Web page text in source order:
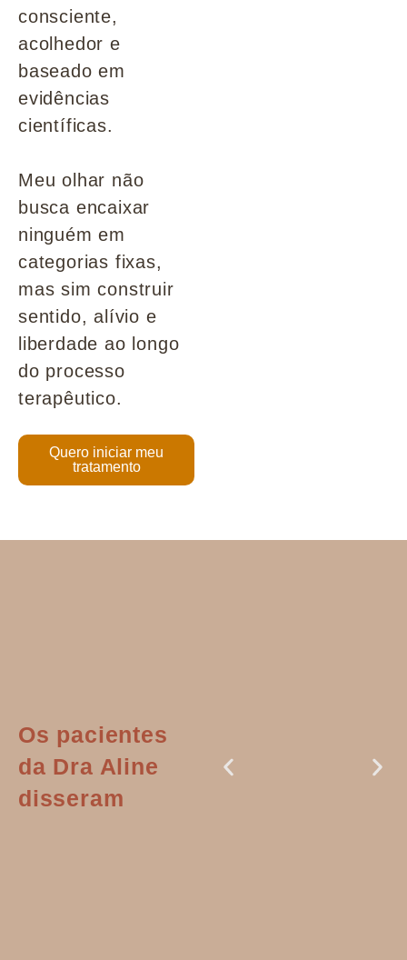
consciente,
acolhedor e
baseado em
evidências
científicas.
Meu olhar não
busca encaixar
ninguém em
categorias fixas,
mas sim construir
sentido, alívio e
liberdade ao longo
do processo
terapêutico.
Quero iniciar meu
tratamento
Os pacientes
da Dra Aline
disseram